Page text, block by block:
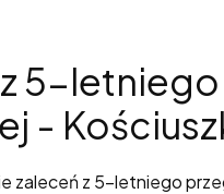
5-
-
zaleceń z 5-letniego